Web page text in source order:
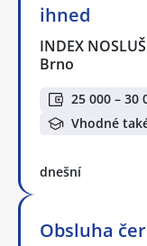
ihned
INDEX
Brno
25 000 – 30
Vhodné
dnešní
Obsluha